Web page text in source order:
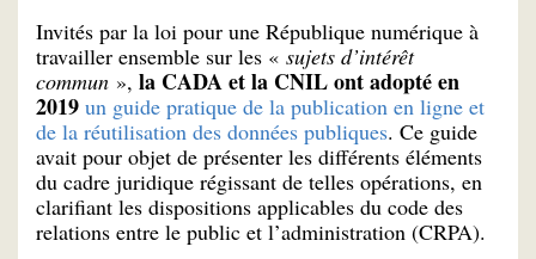
Invités par la loi pour une République numérique à
travailler ensemble sur les « sujets d’intérêt
commun », la CADA et la CNIL ont adopté en
2019 un guide pratique de la publication en ligne et
de la réutilisation des données publiques. Ce guide
avait pour objet de présenter les différents éléments
du cadre juridique régissant de telles opérations, en
clarifiant les dispositions applicables du code des
relations entre le public et l’administration (CRPA).